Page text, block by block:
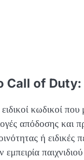
Call of
κωδικοί
απόδοσης και
ή ειδικές